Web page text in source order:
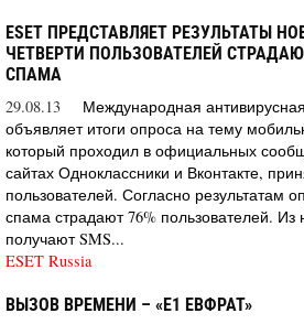
ESET ПРЕДСТАВЛЯЕТ РЕЗУЛЬТАТЫ
ЧЕТВЕРТИ ПОЛЬЗОВАТЕЛЕЙ
СПАМА
29.08.13
Международная
объявляет итоги опроса на тему
который проходил в официальных
сайтах Одноклассники и Вконтакте,
пользователей. Согласно результатам
спама страдают 76% пользователей. Из
получают SMS...
ESET Russia
ВЫЗОВ ВРЕМЕНИ – «Е1 ЕВФРАТ»